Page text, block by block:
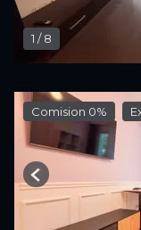
1 /8
Comision 0%
Previous